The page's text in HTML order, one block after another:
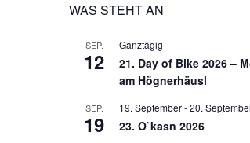
WAS STEHT AN
SEP.
12
Ganztägig
21. Day of Bike 2026 –
am Högnerhäusl
SEP.
19
19. September-20.
23. O`kasn 2026